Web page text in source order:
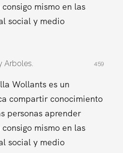
mismo en las
social y medio
Arboles. 4:59
Wollants es un
compartir conocimiento
personas aprender
mismo en las
social y medio